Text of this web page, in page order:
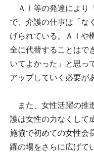
ＡＩ等の発達により
で、介護の仕事は「な
げられている。ＡＩや
全に代替することはで
いてよかった」と思っ
アップしていく必要が
また、女性活躍の推
護は女性の力なくして
施協で初めての女性会
躍の場をさらに広げて